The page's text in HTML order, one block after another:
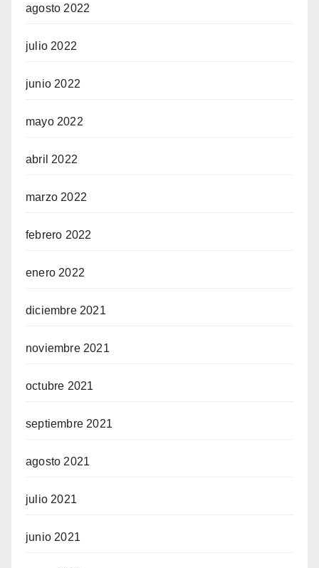
agosto 2022
julio 2022
junio 2022
mayo 2022
abril 2022
marzo 2022
febrero 2022
enero 2022
diciembre 2021
noviembre 2021
octubre 2021
septiembre 2021
agosto 2021
julio 2021
junio 2021